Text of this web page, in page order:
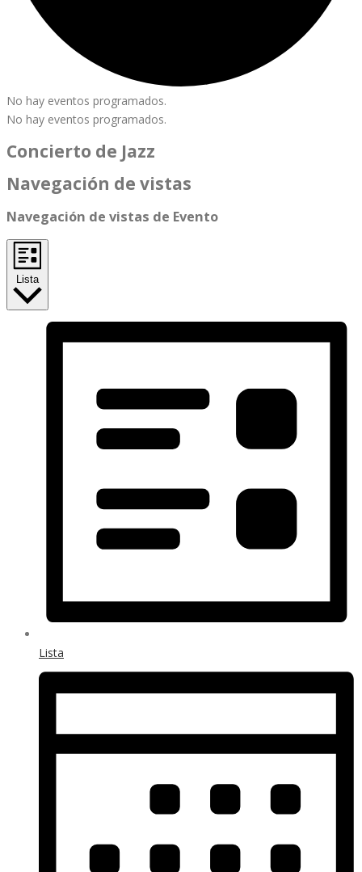
No hay eventos programados.
No hay eventos programados.
Concierto de Jazz
Navegación de vistas
Navegación de vistas de Evento
Lista
Lista